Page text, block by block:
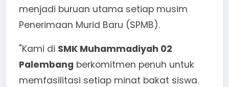
menjadi buruan utama setiap musim
Penerimaan Murid Baru (SPMB).
"Kami di SMK Muhammadiyah 02
Palembang berkomitmen penuh untuk
memfasilitasi setiap minat bakat siswa.